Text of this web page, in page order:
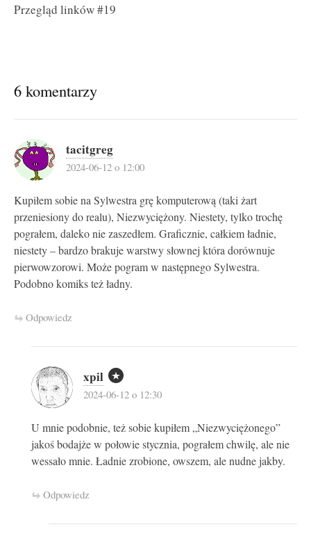
Przegląd linków #19
6 komentarzy
tacitgreg
2024-06-12 o 12:00
Kupiłem sobie na Sylwestra grę komputerową (taki żart
przeniesiony do realu), Niezwyciężony. Niestety, tylko trochę
pograłem, daleko nie zaszedłem. Graficznie, całkiem ładnie,
niestety – bardzo brakuje warstwy słownej która dorównuje
pierwowzorowi. Może pogram w następnego Sylwestra.
Podobno komiks też ładny.
Odpowiedz
xpil
2024-06-12 o 12:30
U mnie podobnie, też sobie kupiłem „Niezwyciężonego”
jakoś bodajże w połowie stycznia, pograłem chwilę, ale nie
wessało mnie. Ładnie zrobione, owszem, ale nudne jakby.
Odpowiedz